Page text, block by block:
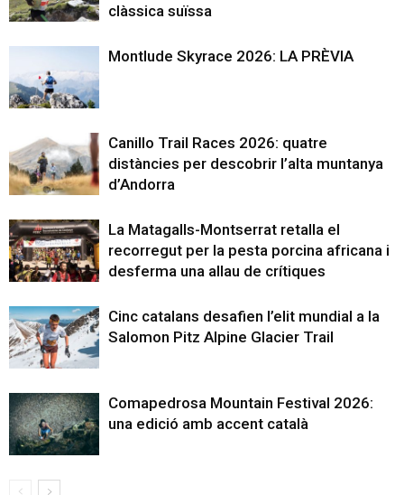
clàssica suïssa
Montlude Skyrace 2026: LA PRÈVIA
Canillo Trail Races 2026: quatre
distàncies per descobrir l’alta muntanya
d’Andorra
La Matagalls-Montserrat retalla el
recorregut per la pesta porcina africana i
desferma una allau de crítiques
Cinc catalans desafien l’elit mundial a la
Salomon Pitz Alpine Glacier Trail
Comapedrosa Mountain Festival 2026:
una edició amb accent català